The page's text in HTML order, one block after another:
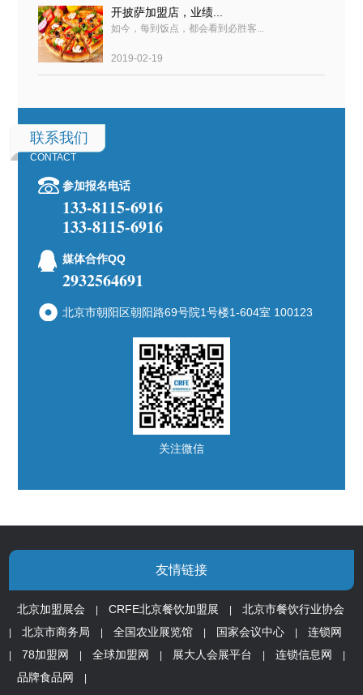
开披萨加盟店，业绩...
如今，每到饭点，都会看到必胜客...
2019-02-19
联系我们
CONTACT
参加报名电话
133-8115-6916
133-8115-6916
媒体合作QQ
2932564691
北京市朝阳区朝阳路69号院1号楼1-604室 100123
关注微信
友情链接
北京加盟展会 CRFE北京餐饮加盟展 北京市餐饮行业协会
北京市商务局 全国农业展览馆 国家会议中心 连锁网
78加盟网 全球加盟网 展大人会展平台 连锁信息网
品牌食品网